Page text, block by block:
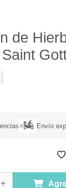
de
Envío
Surtido